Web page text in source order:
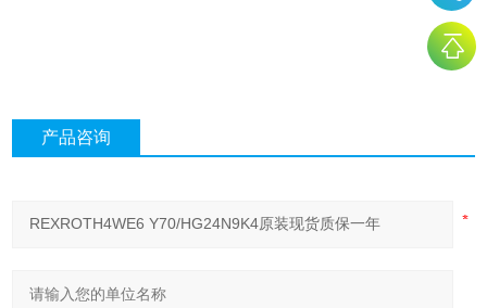
产品咨询